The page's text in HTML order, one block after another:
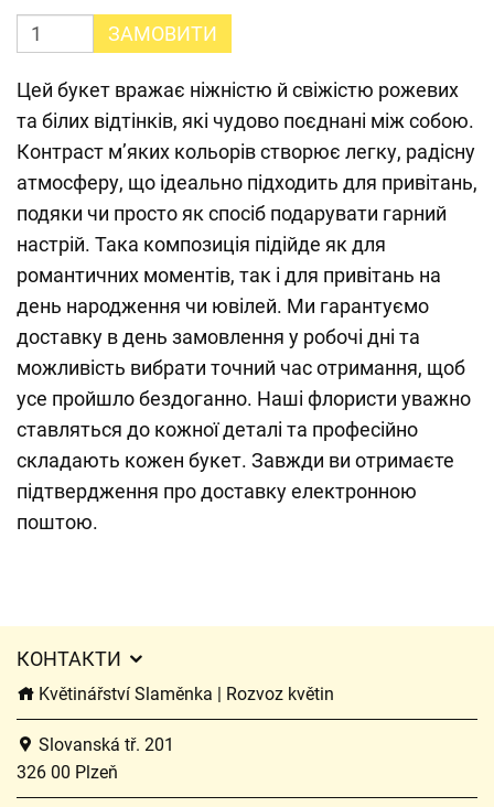
ЗАМОВИТИ
Цей букет вражає ніжністю й свіжістю рожевих
та білих відтінків, які чудово поєднані між собою.
Контраст м’яких кольорів створює легку, радісну
атмосферу, що ідеально підходить для привітань,
подяки чи просто як спосіб подарувати гарний
настрій. Така композиція підійде як для
романтичних моментів, так і для привітань на
день народження чи ювілей. Ми гарантуємо
доставку в день замовлення у робочі дні та
можливість вибрати точний час отримання, щоб
усе пройшло бездоганно. Наші флористи уважно
ставляться до кожної деталі та професійно
складають кожен букет. Завжди ви отримаєте
підтвердження про доставку електронною
поштою.
КОНТАКТИ
Květinářství Slaměnka | Rozvoz květin
Slovanská tř. 201
326 00 Plzeň